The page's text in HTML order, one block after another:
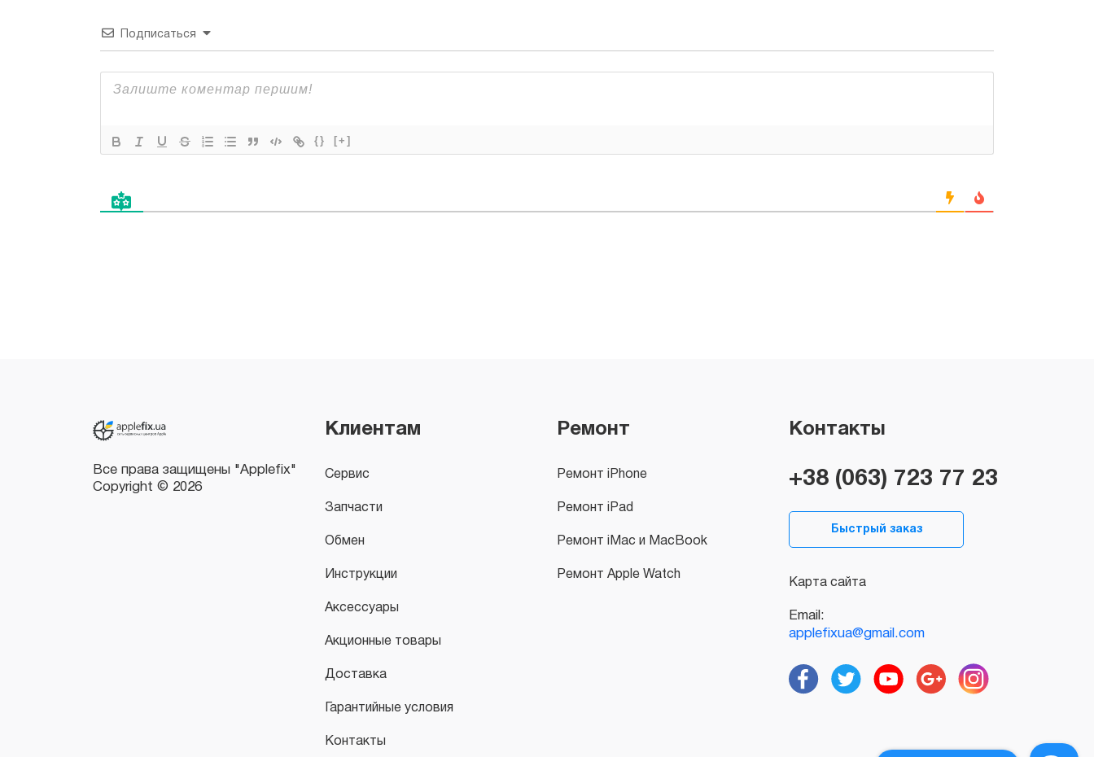
Подписаться
{} [+]
Клиентам
Сервис
Запчасти
Обмен
Инструкции
Аксессуары
Акционные товары
Доставка
Гарантийные условия
Контакты
Ремонт
Ремонт iPhone
Ремонт iPad
Ремонт iMac и MacBook
Ремонт Apple Watch
Контакты
+38 (063) 723 77 23
Быстрый заказ
Карта сайта
Email:
applefixua@gmail.com